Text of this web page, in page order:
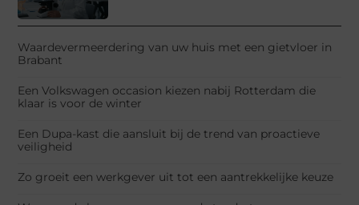
Waardevermeerdering van uw huis met een gietvloer in
Brabant
Een Volkswagen occasion kiezen nabij Rotterdam die
klaar is voor de winter
Een Dupa-kast die aansluit bij de trend van proactieve
veiligheid
Zo groeit een werkgever uit tot een aantrekkelijke keuze